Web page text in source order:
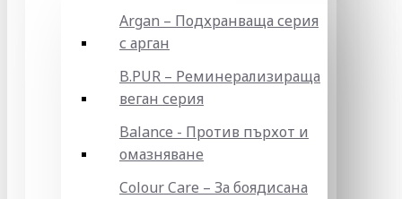
Argan – Подхранваща серия
с арган
B.PUR – Реминерализираща
веган серия
Balance - Против пърхот и
омазняване
Colour Care – За боядисана